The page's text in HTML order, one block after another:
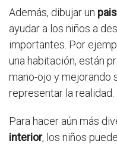
Además, dibujar un
ayudar a los niños a
importantes. Por
una habitación, están
mano-ojo y mejorando
representar la realidad.
Para hacer aún más
interior, los niños